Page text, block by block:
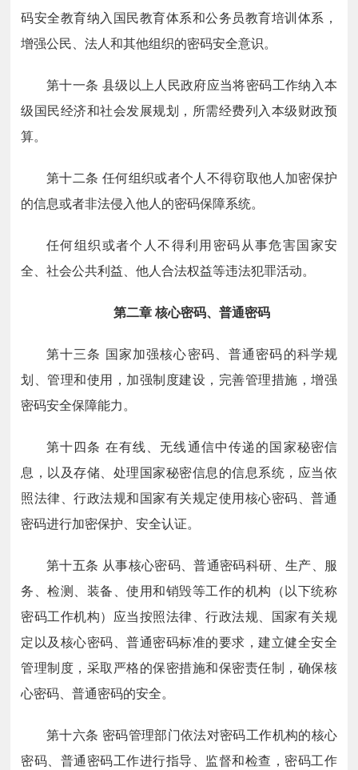
码安全教育纳入国民教育体系和公务员教育培训体系，
增强公民、法人和其他组织的密码安全意识。
第十一条 县级以上人民政府应当将密码工作纳入本
级国民经济和社会发展规划，所需经费列入本级财政预
算。
第十二条 任何组织或者个人不得窃取他人加密保护
的信息或者非法侵入他人的密码保障系统。
任何组织或者个人不得利用密码从事危害国家安
全、社会公共利益、他人合法权益等违法犯罪活动。
第二章 核心密码、普通密码
第十三条 国家加强核心密码、普通密码的科学规
划、管理和使用，加强制度建设，完善管理措施，增强
密码安全保障能力。
第十四条 在有线、无线通信中传递的国家秘密信
息，以及存储、处理国家秘密信息的信息系统，应当依
照法律、行政法规和国家有关规定使用核心密码、普通
密码进行加密保护、安全认证。
第十五条 从事核心密码、普通密码科研、生产、服
务、检测、装备、使用和销毁等工作的机构（以下统称
密码工作机构）应当按照法律、行政法规、国家有关规
定以及核心密码、普通密码标准的要求，建立健全安全
管理制度，采取严格的保密措施和保密责任制，确保核
心密码、普通密码的安全。
第十六条 密码管理部门依法对密码工作机构的核心
密码、普通密码工作进行指导、监督和检查，密码工作